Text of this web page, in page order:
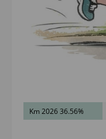
Km 2026 36.56%